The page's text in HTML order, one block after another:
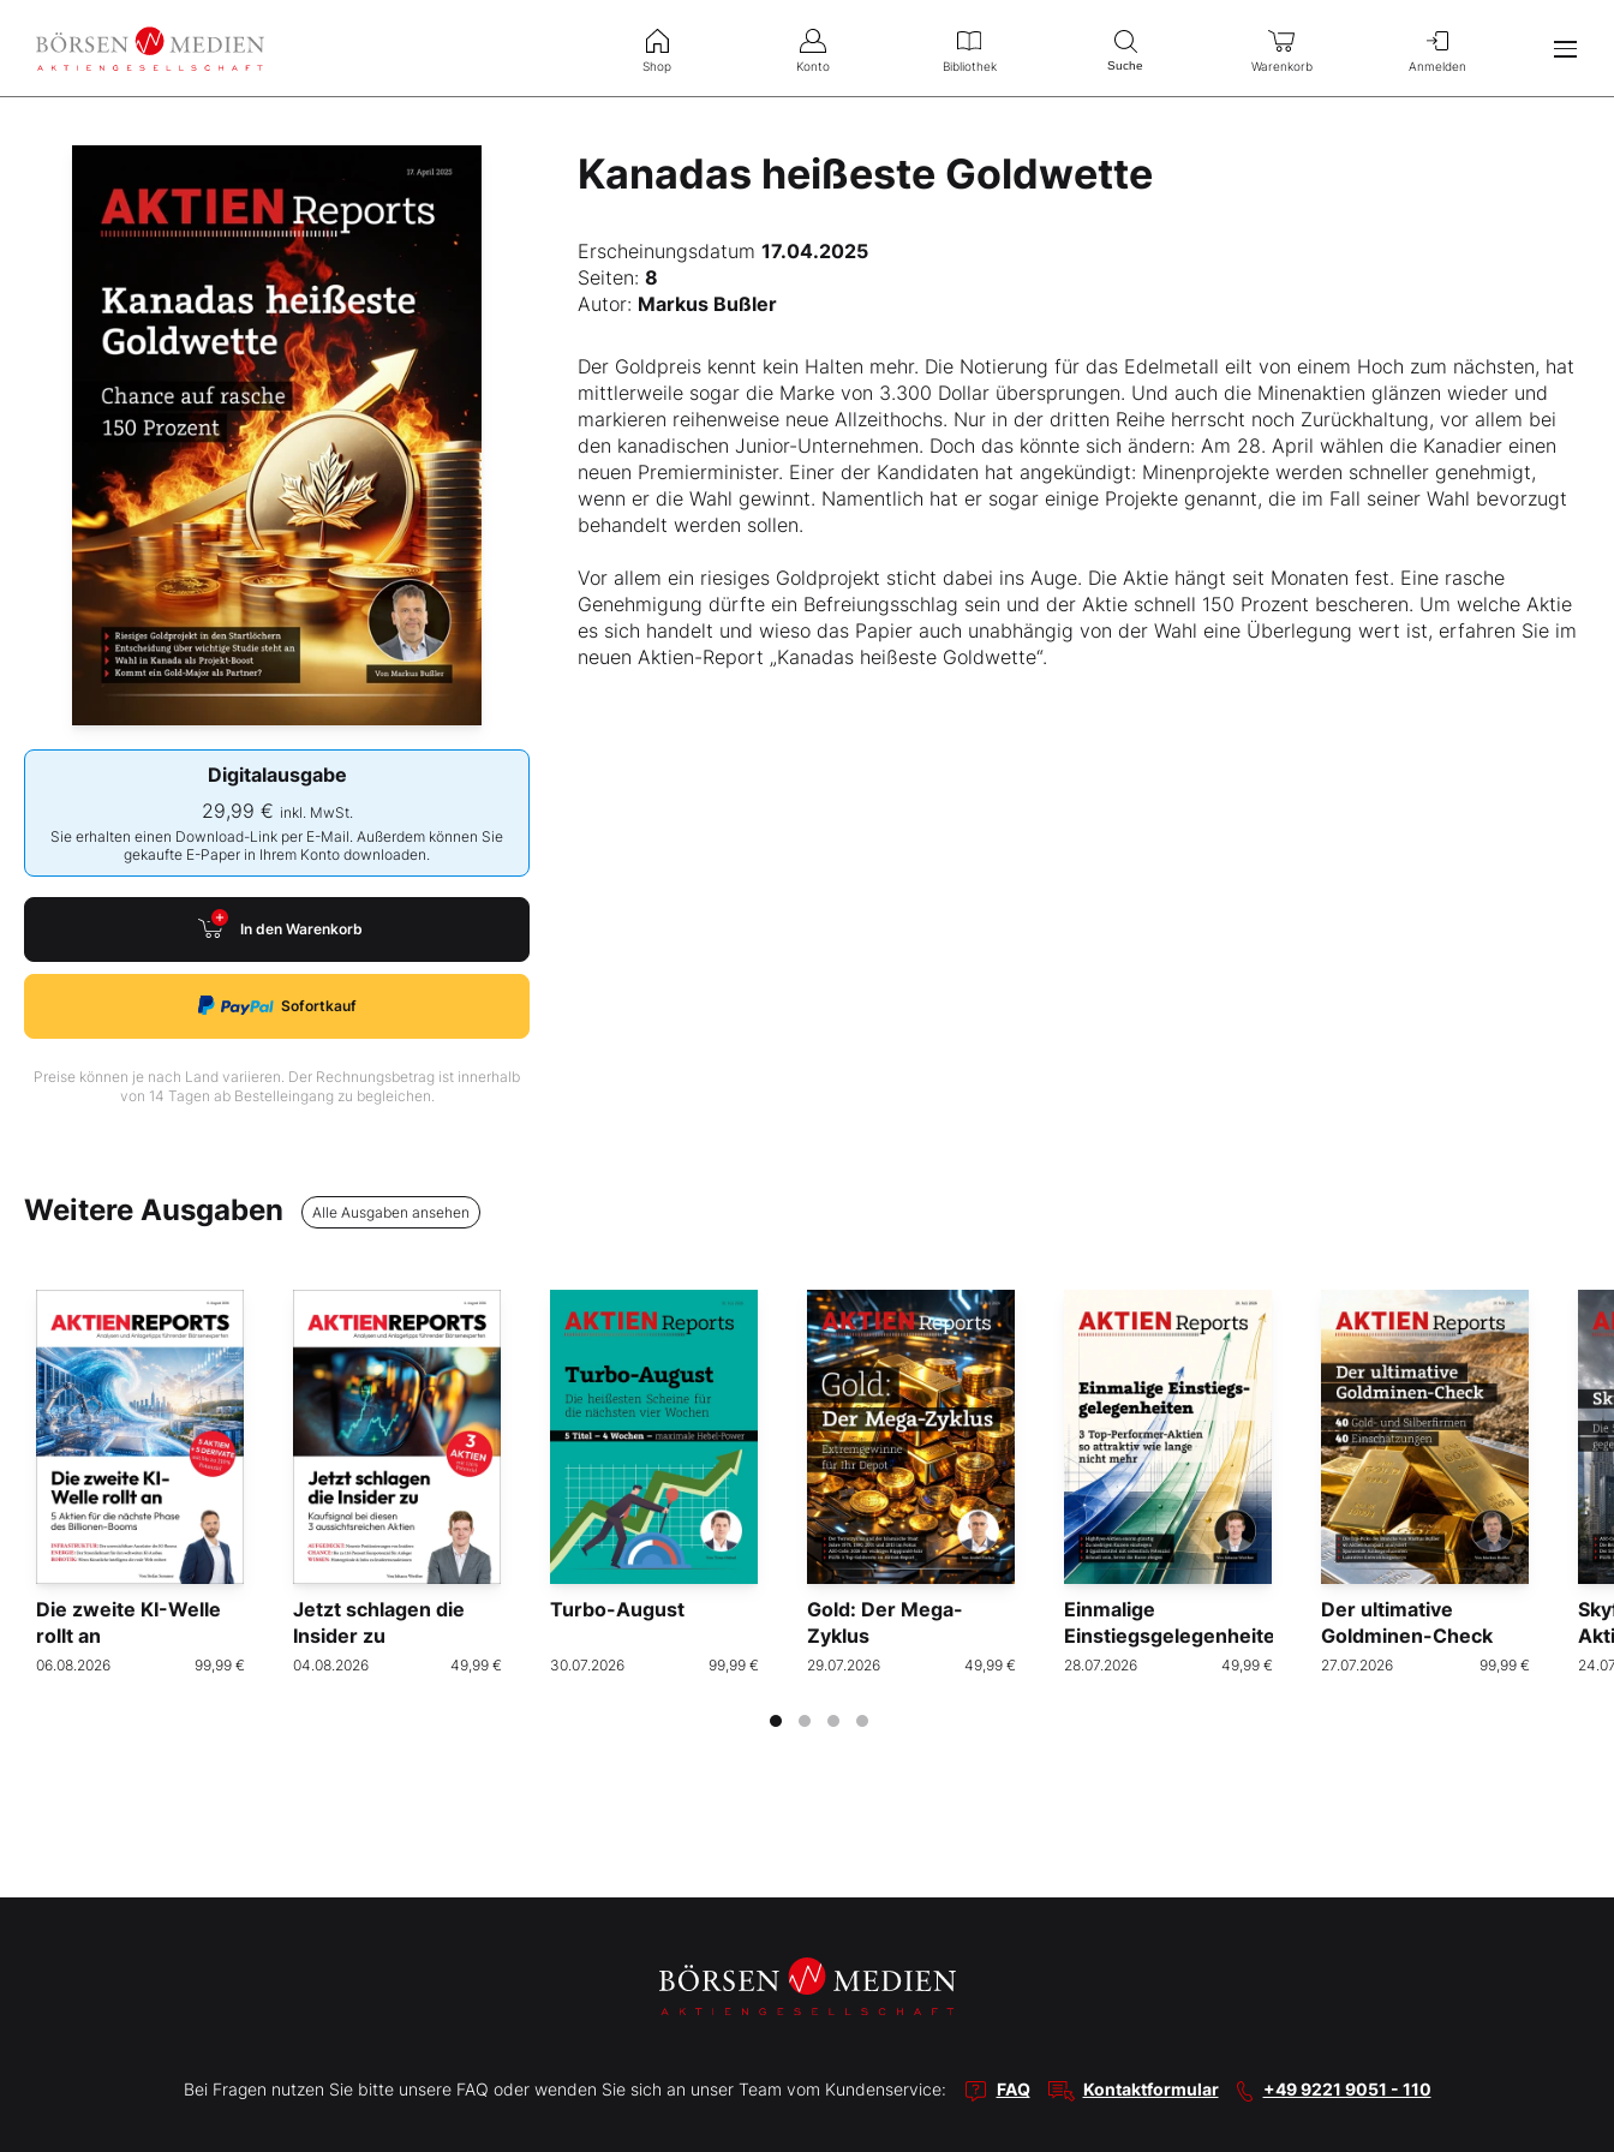
Shop Konto Bibliothek Suche Warenkorb Anmelden
Kanadas heißeste Goldwette
Erscheinungsdatum17.04.2025
Digitalausgabe
29,99 € inkl. MwSt.
Sie erhalten einen Download-Link per E-Mail. Außerdem können Sie
gekaufte E-Paper in Ihrem Konto downloaden.
In den Warenkorb
Sofortkauf
Preise können je nach Land variieren. Der Rechnungsbetrag ist innerhalb
von 14 Tagen ab Bestelleingang zu begleichen.
Seiten:8
Autor: Markus Bußler
Der Goldpreis kennt kein Halten mehr. Die Notierung für das Edelmetall eilt von einem Hoch zum nächsten, hat
mittlerweile sogar die Marke von 3.300 Dollar übersprungen. Und auch die Minenaktien glänzen wieder und
markieren reihenweise neue Allzeithochs. Nur in der dritten Reihe herrscht noch Zurückhaltung, vor allem bei
den kanadischen Junior-Unternehmen. Doch das könnte sich ändern: Am 28. April wählen die Kanadier einen
neuen Premierminister. Einer der Kandidaten hat angekündigt: Minenprojekte werden schneller genehmigt,
wenn er die Wahl gewinnt. Namentlich hat er sogar einige Projekte genannt, die im Fall seiner Wahl bevorzugt
behandelt werden sollen.
Vor allem ein riesiges Goldprojekt sticht dabei ins Auge. Die Aktie hängt seit Monaten fest. Eine rasche
Genehmigung dürfte ein Befreiungsschlag sein und der Aktie schnell 150 Prozent bescheren. Um welche Aktie
es sich handelt und wieso das Papier auch unabhängig von der Wahl eine Überlegung wert ist, erfahren Sie im
neuen Aktien-Report „Kanadas heißeste Goldwette“.
Weitere Ausgaben Alle Ausgaben ansehen
Die zweite KI-Welle
rollt an
06.08.2026 99,99 €
Jetzt schlagen die
Insider zu
04.08.2026 49,99 €
Turbo-August
30.07.2026 99,99 €
Gold: Der Mega-
Zyklus
29.07.2026 49,99 €
Einmalige
Einstiegsgelegenheiten
28.07.2026 49,99 €
Der ultimative
Goldminen-Check
27.07.2026 99,99 €
Bei Fragen nutzen Sie bitte unsere FAQ oder wenden Sie sich an unser Team vom Kundenservice: FAQ Kontaktformular +49 9221 9051 - 110